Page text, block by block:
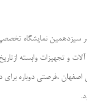
نمایشگاه تخصصی
اصفهان ،فرصتی دوباره